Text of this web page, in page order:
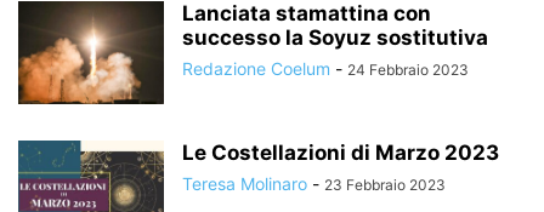
Lanciata stamattina con
successo la Soyuz sostitutiva
Redazione Coelum - 24 Febbraio 2023
Le Costellazioni di Marzo 2023
Teresa Molinaro - 23 Febbraio 2023